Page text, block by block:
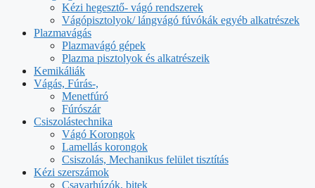
Kézi hegesztő- vágó rendszerek
Vágópisztolyok/ lángvágó fúvókák egyéb alkatrészek
Plazmavágás
Plazmavágó gépek
Plazma pisztolyok és alkatrészeik
Kemikáliák
Vágás, Fúrás-,
Menetfúró
Fúrószár
Csiszolástechnika
Vágó Korongok
Lamellás korongok
Csiszolás, Mechanikus felület tisztítás
Kézi szerszámok
Csavarhúzók, bitek